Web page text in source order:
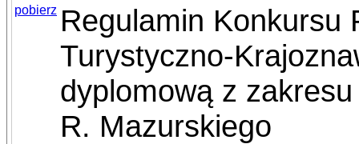
pobierz Regulamin Konkursu
Turystyczno-
dyplomową z
R. Mazurskiego